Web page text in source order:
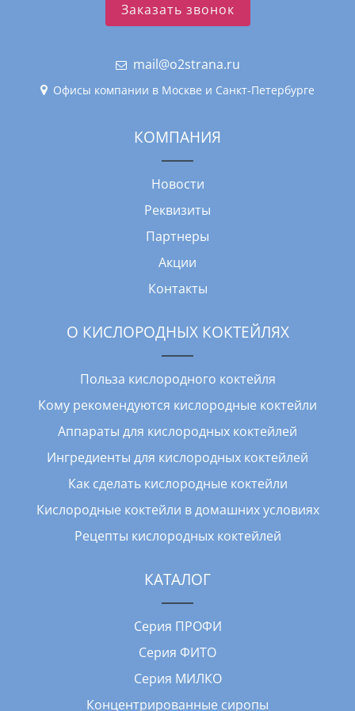
Заказать звонок
mail@o2strana.ru
Офисы компании в Москве и Санкт-Петербурге
КОМПАНИЯ
Новости
Реквизиты
Партнеры
Акции
Контакты
О КИСЛОРОДНЫХ КОКТЕЙЛЯХ
Польза кислородного коктейля
Кому рекомендуются кислородные коктейли
Аппараты для кислородных коктейлей
Ингредиенты для кислородных коктейлей
Как сделать кислородные коктейли
Кислородные коктейли в домашних условиях
Рецепты кислородных коктейлей
КАТАЛОГ
Серия ПРОФИ
Серия ФИТО
Серия МИЛКО
Концентрированные сиропы